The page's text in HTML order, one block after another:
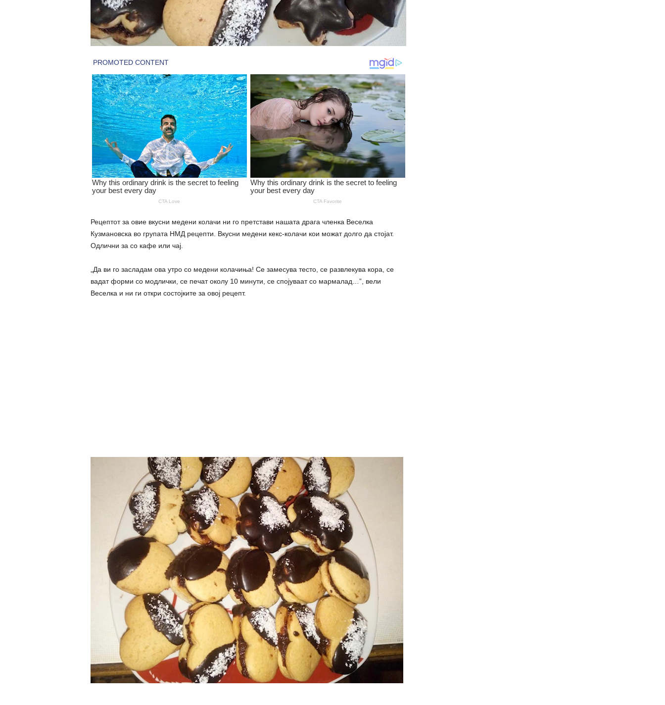
Рецептот за овие вкусни медени колачи ни го претстави нашата драга членка Веселка
Кузмановска во групата НМД рецепти. Вкусни медени кекс-колачи кои можат долго да стојат.
Одлични за со кафе или чај.
„Да ви го засладам ова утро со медени колачиња! Се замесува тесто, се развлекува кора, се
вадат форми со модлички, се печат околу 10 минути, се спојуваат со мармалад…”, вели
Веселка и ни ги откри состојките за овој рецепт.